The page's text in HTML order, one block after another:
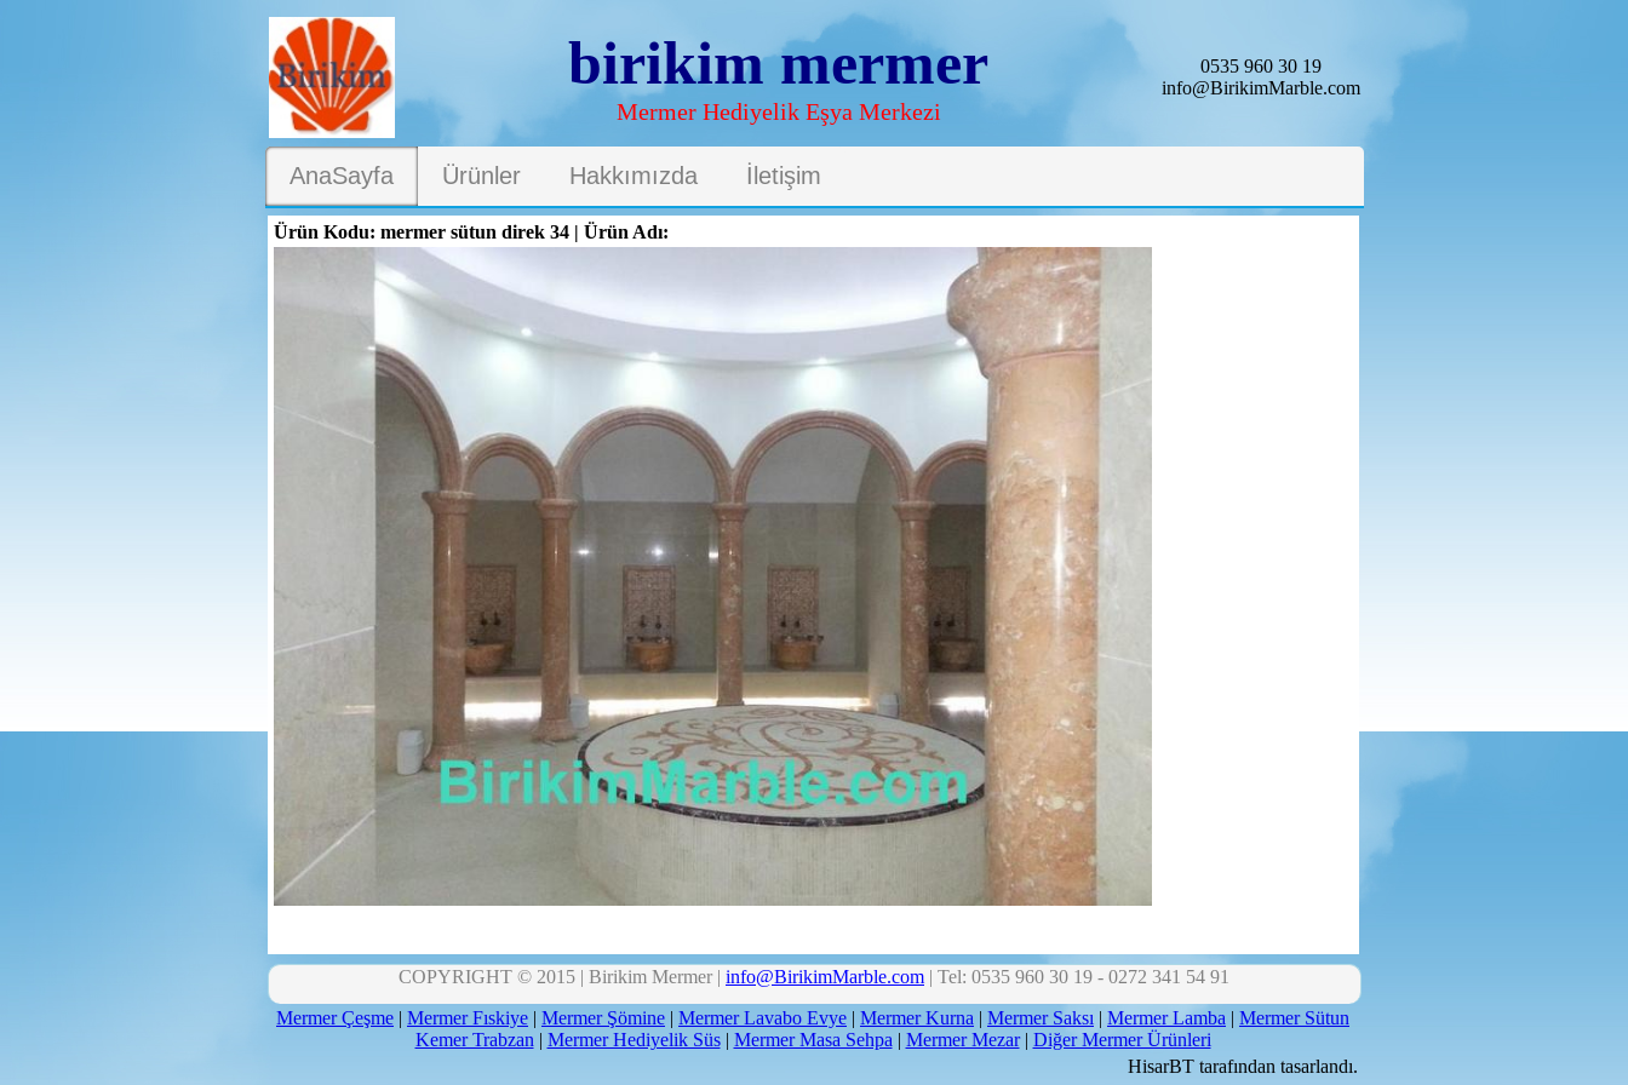
birikim mermer
Mermer Hediyelik Eşya Merkezi
0535 960 30 19
info@BirikimMarble.com
AnaSayfa Ürünler Hakkımızda İletişim
Ürün Kodu: mermer sütun direk 34 | Ürün Adı:
COPYRIGHT © 2015 | Birikim Mermer | info@BirikimMarble.com | Tel: 0535 960 30 19 - 0272 341 54 91
Mermer Çeşme | Mermer Fıskiye | Mermer Şömine | Mermer Lavabo Evye | Mermer Kurna | Mermer Saksı | Mermer Lamba | Mermer Sütun
Kemer Trabzan | Mermer Hediyelik Süs| Mermer Masa Sehpa | Mermer Mezar| Diğer Mermer Ürünleri
HisarBT tarafından tasarlandı.